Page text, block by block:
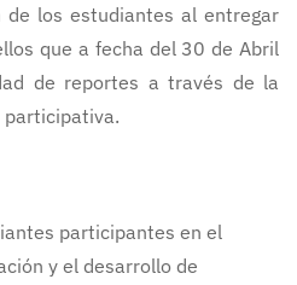
los estudiantes al entregar
que a fecha del 30 de Abril
de reportes a través de la
participantes en el
y el desarrollo de